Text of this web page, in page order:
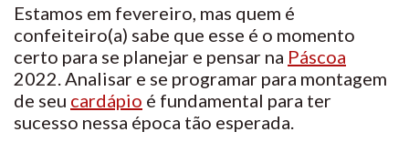
Estamos em fevereiro, mas quem é
confeiteiro(a) sabe que esse é o momento
certo para se planejar e pensar na Páscoa
2022. Analisar e se programar para montagem
de seu cardápio é fundamental para ter
sucesso nessa época tão esperada.